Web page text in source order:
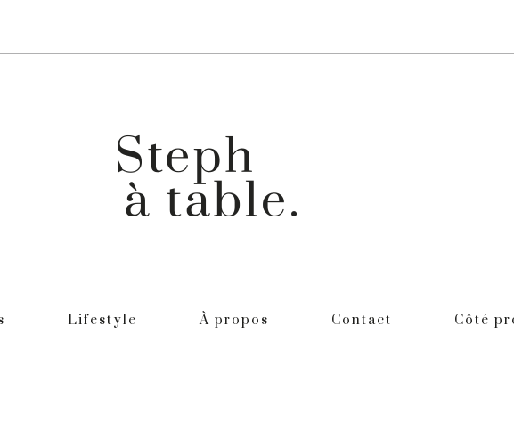
Lifestyle À propos Contact Côté